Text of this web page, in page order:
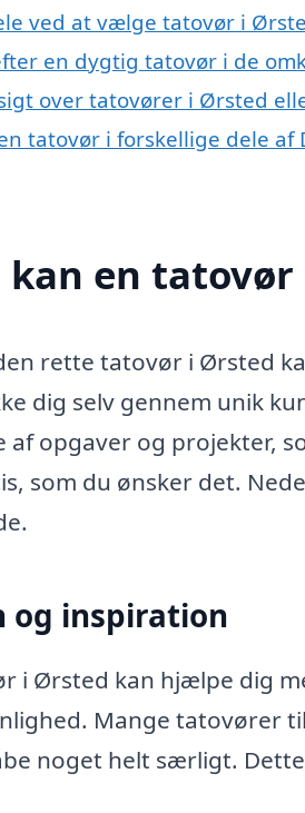
ved at vælge tatovør i
en dygtig tatovør i de
over tatovører i Ørsted
tatovør i forskellige dele af
kan en
rette tatovør i Ørsted
dig selv gennem unik
af opgaver og projekter,
som du ønsker det.
og inspiration
i Ørsted kan hjælpe dig
Mange tatovører
noget helt særligt.